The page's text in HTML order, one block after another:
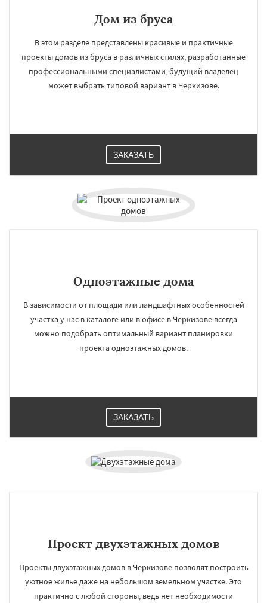
Дом из бруса
В этом разделе представлены красивые и практичные
проекты домов из бруса в различных стилях, разработанные
профессиональными специалистами, будущий владелец
может выбрать типовой вариант в Черкизове.
ЗАКАЗАТЬ
Одноэтажные дома
В зависимости от площади или ландшафтных особенностей
участка у нас в каталоге или в офисе в Черкизове всегда
можно подобрать оптимальный вариант планировки
проекта одноэтажных домов.
ЗАКАЗАТЬ
Проект двухэтажных домов
Проекты двухэтажных домов в Черкизове позволят построить
уютное жилье даже на небольшом земельном участке. Это
практично с любой стороны, ведь нет необходимости